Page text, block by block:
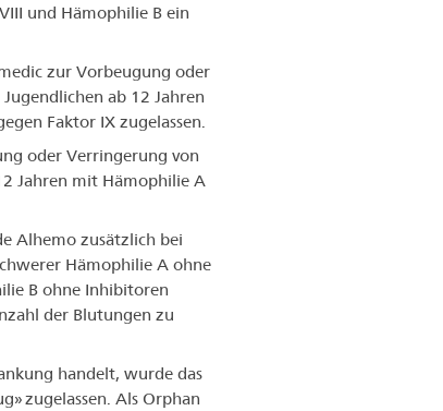
und Hämophilie B ein
zur Vorbeugung oder
ab 12 Jahren
Faktor IX zugelassen.
oder Verringerung von
Jahren mit Hämophilie A
Alhemo zusätzlich bei
Hämophilie A ohne
B ohne Inhibitoren
der Blutungen zu
handelt, wurde das
zugelassen. Als Orphan